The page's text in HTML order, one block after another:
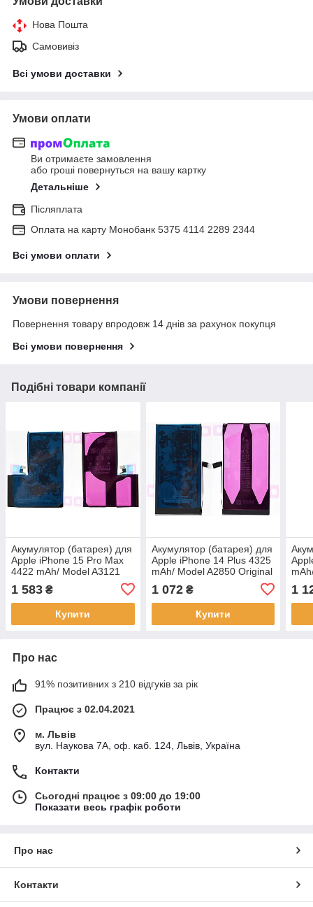
Нова Пошта
Самовивіз
Всі умови доставки
Умови оплати
Ви отримаєте замовлення
або гроші повернуться на вашу картку
Детальніше
Післяплата
Оплата на карту Монобанк 5375 4114 2289 2344
Всі умови оплати
Умови повернення
Повернення товару впродовж 14 днів за рахунок покупця
Всі умови повернення
Подібні товари компанії
Акумулятор (батарея) для
Apple iPhone 15 Pro Max
4422 mAh/ Model A3121
1 583 ₴
Купити
Акумулятор (батарея) для
Apple iPhone 14 Plus 4325
mAh/ Model A2850 Original
1 072₴
Купити
1
Про нас
91% позитивних з 210 відгуків за рік
Працює з 02.04.2021
м. Львів
вул. Наукова 7А, оф. каб. 124, Львів, Україна
Контакти
Сьогодні працює з 09:00 до 19:00
Показати весь графік роботи
Про нас
Контакти